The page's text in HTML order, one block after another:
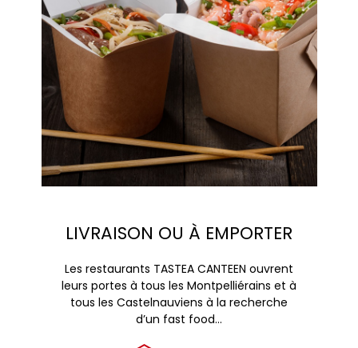
LIVRAISON OU À EMPORTER
Les restaurants TASTEA CANTEEN ouvrent
leurs portes à tous les Montpelliérains et à
tous les Castelnauviens à la recherche
d’un fast food…